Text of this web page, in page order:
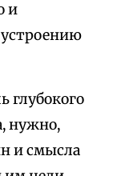
и
глубокого
нужно,
и смысла